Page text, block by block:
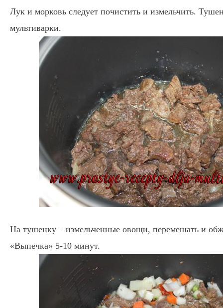
Лук и морковь следует почистить и измельчить.
мультиварки.
На тушенку – измельченные овощи, перемешать и
«Выпечка» 5-10 минут.